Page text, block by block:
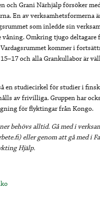
och Grani Närhjälp försöker
En av verksamhetsformerna
som inledde sin
våning. Omkring tjugo deltagare
kommer i
och alla Grankullabor är
en studiecirkel för studier i
av frivilliga. Gruppen har
för flyktingar från Kongo.
behövs alltid. Gå med i
eller genom att gå med i
Hjälp.